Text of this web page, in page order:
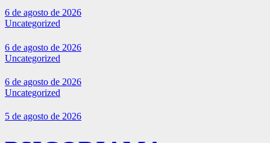
6 de agosto de 2026
Uncategorized
6 de agosto de 2026
Uncategorized
6 de agosto de 2026
Uncategorized
5 de agosto de 2026